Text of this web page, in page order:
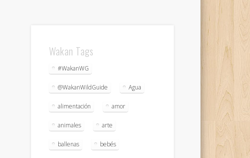
Wakan Tags
#WakanWG
@WakanWildGuide Agua
alimentación amor
animales arte
ballenas bebés